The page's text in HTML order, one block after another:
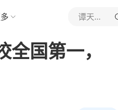
谭天道地
国第一，